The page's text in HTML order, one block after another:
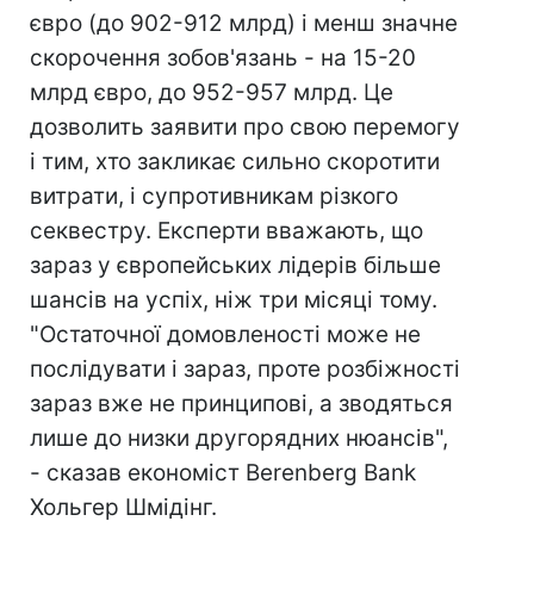
євро (до 902-912 млрд) і менш значне
скорочення зобов'язань - на 15-20
млрд євро, до 952-957 млрд. Це
дозволить заявити про свою перемогу
і тим, хто закликає сильно скоротити
витрати, і супротивникам різкого
секвестру. Експерти вважають, що
зараз у європейських лідерів більше
шансів на успіх, ніж три місяці тому.
"Остаточної домовленості може не
послідувати і зараз, проте розбіжності
зараз вже не принципові, а зводяться
лише до низки другорядних нюансів",
- сказав економіст Berenberg Bank
Хольгер Шмідінг.